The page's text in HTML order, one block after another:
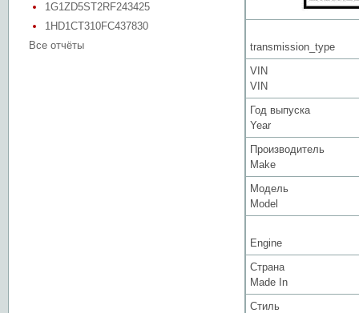
1G1ZD5ST2RF243425
1HD1CT310FC437830
Все отчёты
transmission_type
VIN
VIN
Год выпуска
Year
Производитель
Make
Модель
Model
Engine
Страна
Made In
Стиль